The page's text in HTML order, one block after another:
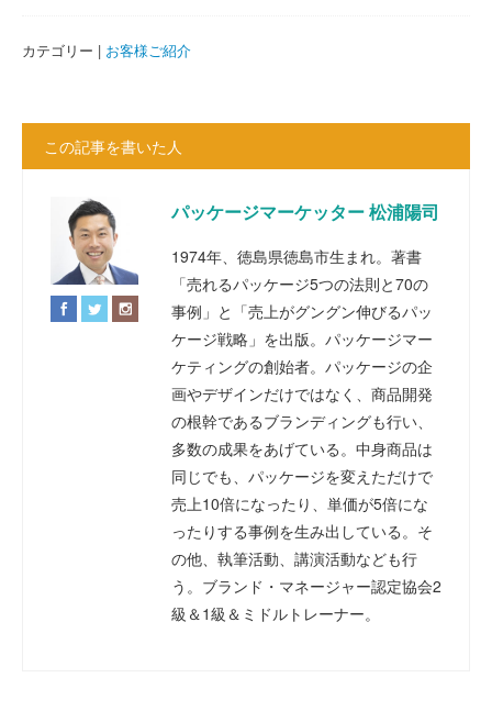
カテゴリー | お客様ご紹介
この記事を書いた人
パッケージマーケッター 松浦陽司
1974年、徳島県徳島市生まれ。著書
「売れるパッケージ5つの法則と70の
事例」と「売上がグングン伸びるパッ
ケージ戦略」を出版。パッケージマー
ケティングの創始者。パッケージの企
画やデザインだけではなく、商品開発
の根幹であるブランディングも行い、
多数の成果をあげている。中身商品は
同じでも、パッケージを変えただけで
売上10倍になったり、単価が5倍にな
ったりする事例を生み出している。そ
の他、執筆活動、講演活動なども行
う。ブランド・マネージャー認定協会2
級＆1級＆ミドルトレーナー。